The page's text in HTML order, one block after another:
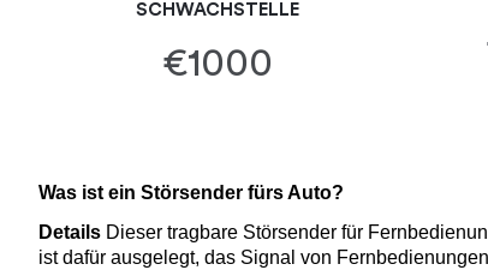
SCHWACHSTELLE
€1000
Was ist ein Störsender fürs Auto?
Details Dieser tragbare Störsender für
ist dafür ausgelegt, das Signal von